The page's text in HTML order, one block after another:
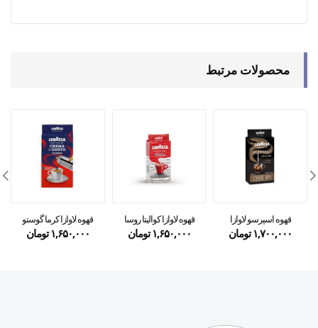
محصولات مرتبط
قهوه اسپرسو لاوازا
۱,۷۰۰,۰۰۰ تومان
قهوه لاوازا کوالیتا روسا
۱,۶۵۰,۰۰۰ تومان
قهوه لاوازا کرما گوستو
۱,۶۵۰,۰۰۰ تومان